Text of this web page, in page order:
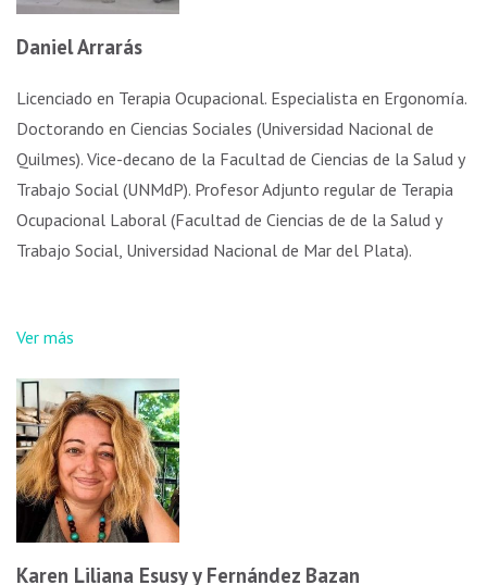
Daniel Arrarás
Licenciado en Terapia Ocupacional. Especialista en Ergonomía.
Doctorando en Ciencias Sociales (Universidad Nacional de
Quilmes). Vice-decano de la Facultad de Ciencias de la Salud y
Trabajo Social (UNMdP). Profesor Adjunto regular de Terapia
Ocupacional Laboral (Facultad de Ciencias de de la Salud y
Trabajo Social, Universidad Nacional de Mar del Plata).
Ver más
Karen Liliana Esusy y Fernández Bazan